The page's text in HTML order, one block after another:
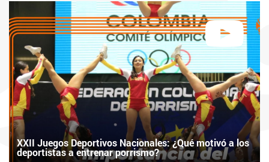
XXII Juegos Deportivos Nacionales: ¿Qué motivó a los
deportistas a entrenar porrismo?